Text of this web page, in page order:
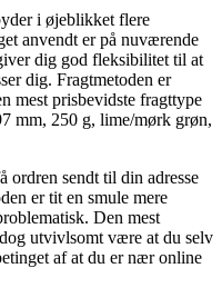
i øjeblikket flere
anvendt er på nuværende
dig god fleksibilitet til at
dig. Fragtmetoden er
mest prisbevidste fragttype
mm, 250 g, lime/mørk grøn,
ordren sendt til din adresse
er tit en smule mere
Den mest
utvivlsomt være at du selv
af at du er nær online